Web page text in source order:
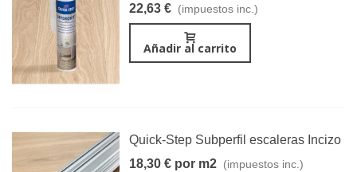
22,63 € (impuestos inc.)
Añadir al carrito
Quick-Step Subperfil escaleras Incizo
18,30 € por m2 (impuestos inc.)